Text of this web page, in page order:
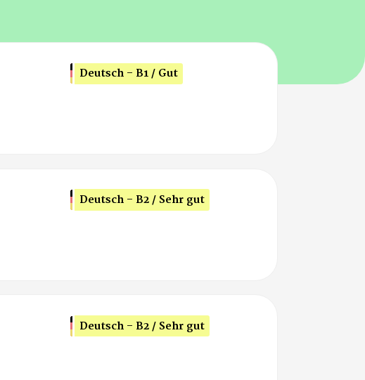
Deutsch - B1 / Gut
Deutsch - B2 / Sehr gut
Deutsch - B2 / Sehr gut